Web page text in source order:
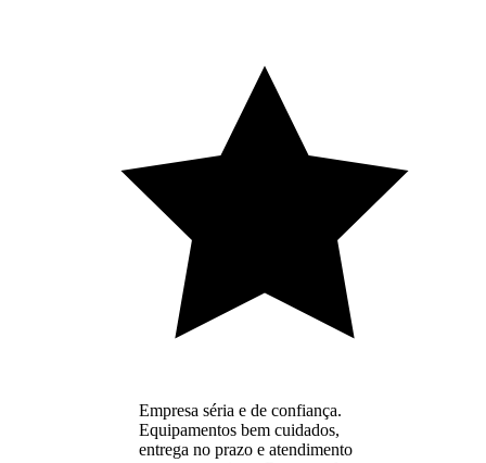
Empresa séria e de confiança.
Equipamentos bem cuidados,
entrega no prazo e atendimento